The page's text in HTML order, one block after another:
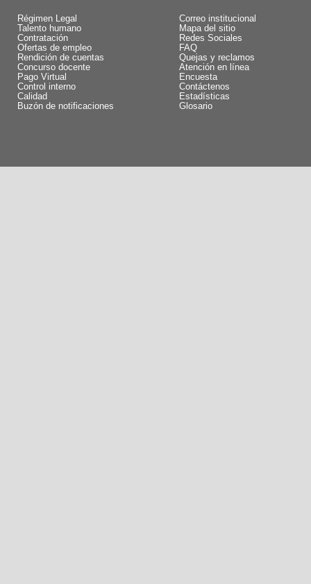
Régimen Legal
Talento humano
Contratación
Ofertas de empleo
Rendición de cuentas
Concurso docente
Pago Virtual
Control interno
Calidad
Buzón de notificaciones
Correo institucional
Mapa del sitio
Redes Sociales
FAQ
Quejas y reclamos
Atención en línea
Encuesta
Contáctenos
Estadísticas
Glosario